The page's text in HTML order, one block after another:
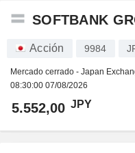
SOFTBANK
Acción 9984
Mercado cerrado - Japan
08:30:00 07/08/2026
5.552,00 JPY